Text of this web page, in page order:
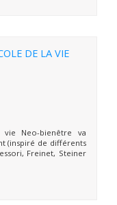
DE LA VIE
Neo-bienêtre va
(inspiré de différents
Freinet, Steiner